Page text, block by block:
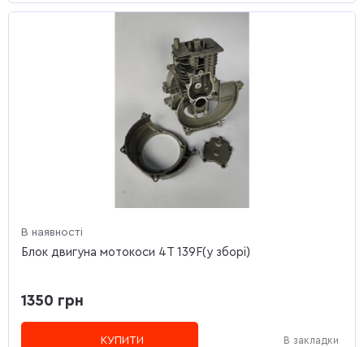
В наявності
Блок двигуна мотокоси 4T 139F(у зборі)
1350 грн
КУПИТИ В закладки